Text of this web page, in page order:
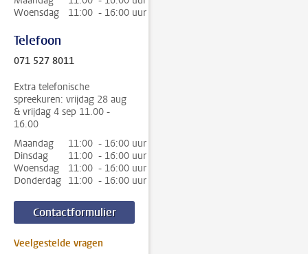
Woensdag
11:00 - 16:00 uur
Telefoon
071 527 8011
Extra telefonische
spreekuren: vrijdag 28 aug
& vrijdag 4 sep 11.00 -
16.00
Maandag
11:00 - 16:00 uur
Dinsdag
11:00 - 16:00 uur
Woensdag
11:00 - 16:00 uur
Donderdag 11:00 - 16:00 uur
Contactformulier
Veelgestelde vragen